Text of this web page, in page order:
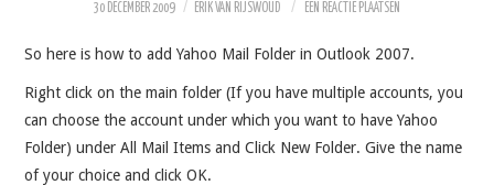
PRODUCTIVITEIT
30 DECEMBER 2009 ERIK VAN RIJSWOUD EEN REACTIE PLAATSEN
So here is how to add Yahoo Mail Folder in Outlook 2007.
Right click on the main folder (If you have multiple accounts, you
can choose the account under which you want to have Yahoo
Folder) under All Mail Items and Click New Folder. Give the name
of your choice and click OK.